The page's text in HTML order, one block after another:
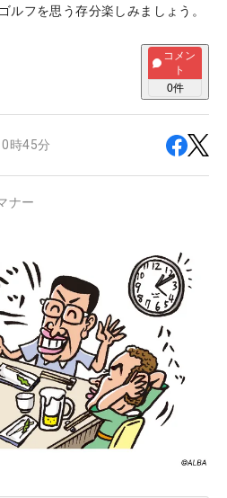
ルフを思う存分楽しみましょう。
コメン
ト
0件
時45分
ナー